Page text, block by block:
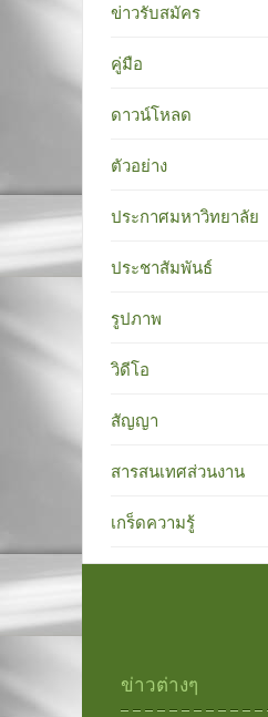
ข่าวรับสมัคร
คู่มือ
ดาวน์โหลด
ตัวอย่าง
ประกาศมหาวิทยาลัย
ประชาสัมพันธ์
รูปภาพ
วิดีโอ
สัญญา
สารสนเทศส่วนงาน
เกร็ดความรู้
ข่าวต่างๆ